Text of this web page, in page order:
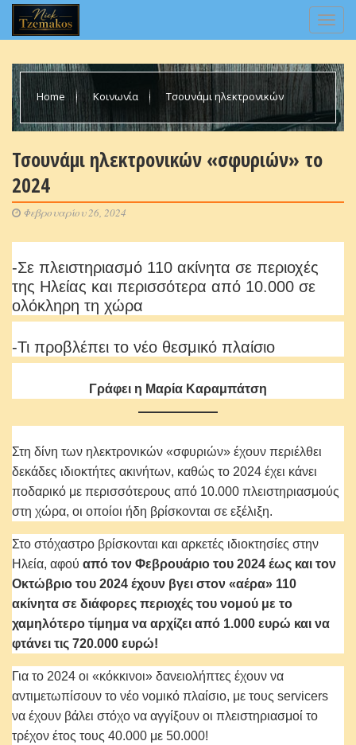
Home Κοινωνία Τσουνάμι ηλεκτρονικών
Τσουνάμι ηλεκτρονικών «σφυριών» το
2024
Φεβρουαρίου 26, 2024
-Σε πλειστηριασμό 110 ακίνητα σε περιοχές
της Ηλείας και περισσότερα από 10.000 σε
ολόκληρη τη χώρα
-Τι προβλέπει το νέο θεσμικό πλαίσιο
Γράφει η Μαρία Καραμπάτση
Στη δίνη των ηλεκτρονικών «σφυριών» έχουν περιέλθει
δεκάδες ιδιοκτήτες ακινήτων, καθώς το 2024 έχει κάνει
ποδαρικό με περισσότερους από 10.000 πλειστηριασμούς
στη χώρα, οι οποίοι ήδη βρίσκονται σε εξέλιξη.
Στο στόχαστρο βρίσκονται και αρκετές ιδιοκτησίες στην
Ηλεία, αφού από τον Φεβρουάριο του 2024 έως και τον
Οκτώβριο του 2024 έχουν βγει στον «αέρα» 110
ακίνητα σε διάφορες περιοχές του νομού με το
χαμηλότερο τίμημα να αρχίζει από 1.000 ευρώ και να
φτάνει τις 720.000 ευρώ!
Για το 2024 οι «κόκκινοι» δανειολήπτες έχουν να
αντιμετωπίσουν το νέο νομικό πλαίσιο, με τους servicers
να έχουν βάλει στόχο να αγγίξουν οι πλειστηριασμοί το
τρέχον έτος τους 40.000 με 50.000!